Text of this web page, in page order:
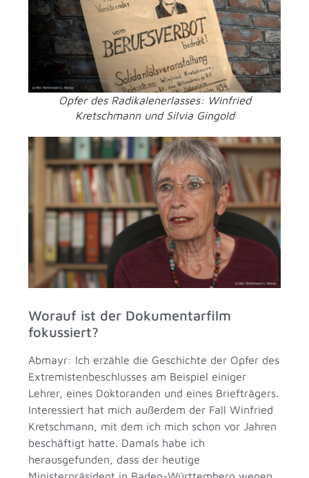
Opfer des Radikalenerlasses: Winfried
Kretschmann und Silvia Gingold
Worauf ist der Dokumentarfilm
fokussiert?
Abmayr: Ich erzähle die Geschichte der Opfer des
Extremistenbeschlusses am Beispiel einiger
Lehrer, eines Doktoranden und eines Briefträgers.
Interessiert hat mich außerdem der Fall Winfried
Kretschmann, mit dem ich mich schon vor Jahren
beschäftigt hatte. Damals habe ich
herausgefunden, dass der heutige